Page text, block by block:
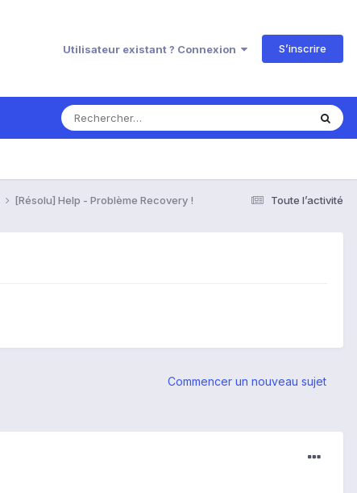
Utilisateur existant ? Connexion S’inscrire
Toute l’activité
[Résolu] Help - Problème Recovery !
Commencer un nouveau sujet